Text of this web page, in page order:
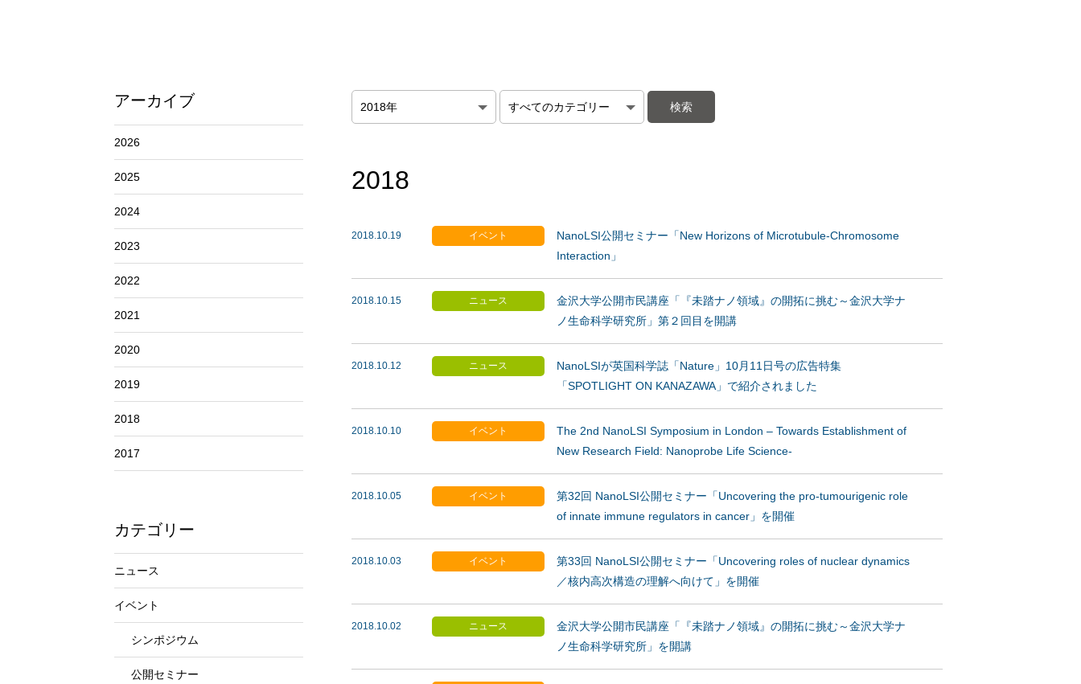
アーカイブ
2026
2025
2024
2023
2022
2021
2020
2019
2018
2017
カテゴリー
ニュース
イベント
シンポジウム
公開セミナー
2018
2018.10.19 イベント
NanoLSI公開セミナー「New Horizons of Microtubule-Chromosome
Interaction」
2018.10.15 ニュース
金沢大学公開市民講座「『未踏ナノ領域』の開拓に挑む～金沢大学ナ
ノ生命科学研究所」第２回目を開講
2018.10.12 ニュース
NanoLSIが英国科学誌「Nature」10月11日号の広告特集
「SPOTLIGHT ON KANAZAWA」で紹介されました
2018.10.10 イベント
The 2nd NanoLSI Symposium in London – Towards Establishment of
New Research Field: Nanoprobe Life Science-
2018.10.05 イベント
第32回 NanoLSI公開セミナー「Uncovering the pro-tumourigenic role
of innate immune regulators in cancer」を開催
2018.10.03 イベント
第33回 NanoLSI公開セミナー「Uncovering roles of nuclear dynamics
／核内高次構造の理解へ向けて」を開催
2018.10.02 ニュース
金沢大学公開市民講座「『未踏ナノ領域』の開拓に挑む～金沢大学ナ
ノ生命科学研究所」を開講